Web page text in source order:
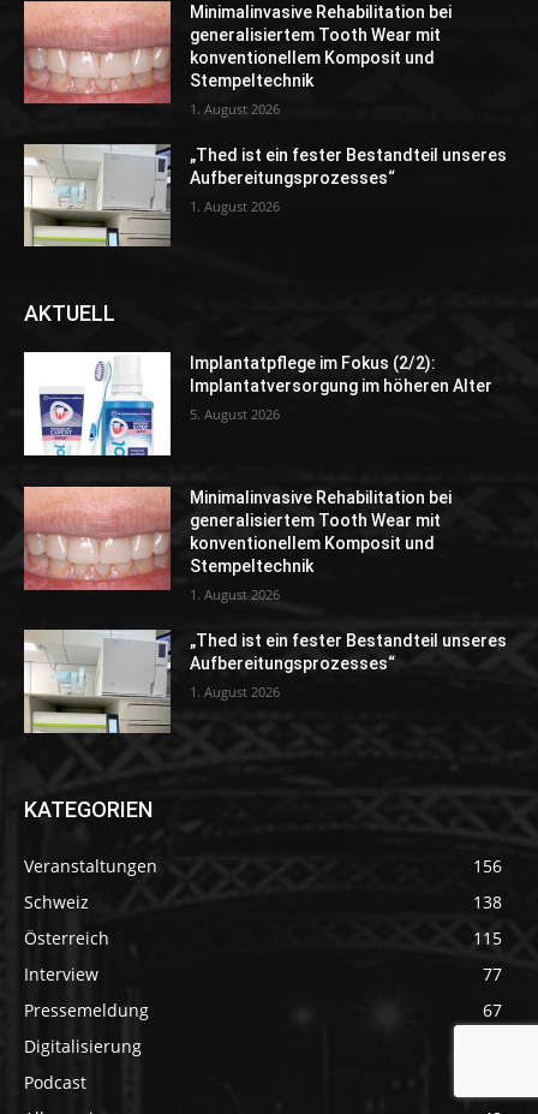
Minimalinvasive Rehabilitation bei
generalisiertem Tooth Wear mit
konventionellem Komposit und
Stempeltechnik
1. August 2026
„Thed ist ein fester Bestandteil unseres
Aufbereitungsprozesses“
1. August 2026
AKTUELL
Implantatpflege im Fokus (2/2):
Implantatversorgung im höheren Alter
5. August 2026
Minimalinvasive Rehabilitation bei
generalisiertem Tooth Wear mit
konventionellem Komposit und
Stempeltechnik
1. August 2026
„Thed ist ein fester Bestandteil unseres
Aufbereitungsprozesses“
1. August 2026
KATEGORIEN
Veranstaltungen
156
Schweiz
138
Österreich
115
Interview
77
Pressemeldung
67
Digitalisierung
Podcast